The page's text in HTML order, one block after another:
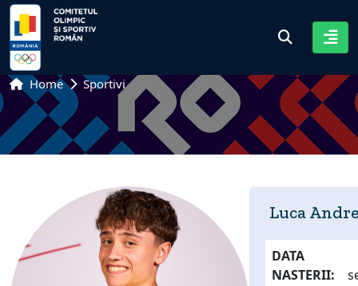
Home Sportivi
Luca
DATA
NASTERII: